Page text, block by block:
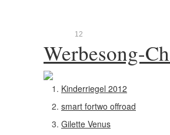
12
Werbesong-
Kinderriegel 2012
smart fortwo offroad
Gilette Venus